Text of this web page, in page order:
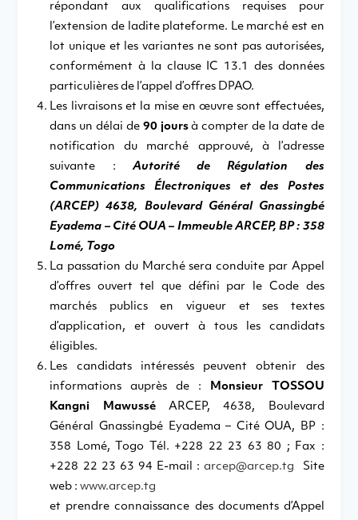
répondant aux qualifications requises pour
l’extension de ladite plateforme. Le marché est en
lot unique et les variantes ne sont pas autorisées,
conformément à la clause IC 13.1 des données
particulières de l’appel d’offres DPAO.
Les livraisons et la mise en œuvre sont effectuées,
dans un délai de 90 joursà compter de la date de
notification du marché approuvé, à l’adresse
suivante :Autorité de Régulation des
Communications Électroniques et des Postes
(ARCEP) 4638, Boulevard Général Gnassingbé
Eyadema – Cité OUA – Immeuble ARCEP, BP : 358
Lomé, Togo
La passation du Marché sera conduite par Appel
d’offres ouvert tel que défini par le Code des
marchés publics en vigueur et ses textes
d’application, et ouvert à tous les candidats
éligibles.
Les candidats intéressés peuvent obtenir des
informations auprès de : Monsieur TOSSOU
Kangni Mawussé ARCEP, 4638, Boulevard
Général Gnassingbé Eyadema – Cité OUA, BP :
358 Lomé, Togo Tél. +228 22 23 63 80 ; Fax :
+228 22 23 63 94 E-mail :arcep@arcep.tg Site
web :www.arcep.tg
et prendre connaissance des documents d’Appel